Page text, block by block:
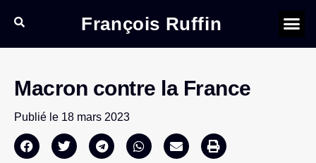
François Ruffin
Macron contre la France
Publié le 18 mars 2023